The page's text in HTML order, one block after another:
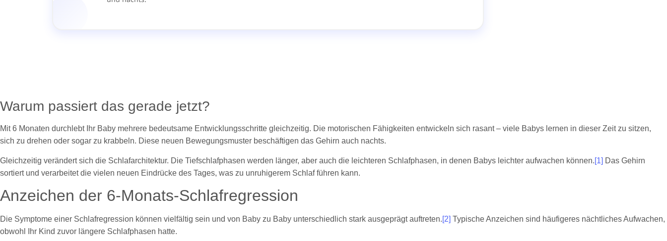
Warum passiert das gerade jetzt?
Mit 6 Monaten durchlebt Ihr Baby mehrere bedeutsame Entwicklungsschritte gleichzeitig. Die motorischen Fähigkeiten entwickeln sich rasant – viele Babys lernen in dieser Zeit zu sitzen,
sich zu drehen oder sogar zu krabbeln. Diese neuen Bewegungsmuster beschäftigen das Gehirn auch nachts.
Gleichzeitig verändert sich die Schlafarchitektur. Die Tiefschlafphasen werden länger, aber auch die leichteren Schlafphasen, in denen Babys leichter aufwachen können.[1] Das Gehirn
sortiert und verarbeitet die vielen neuen Eindrücke des Tages, was zu unruhigerem Schlaf führen kann.
Anzeichen der 6-Monats-Schlafregression
Die Symptome einer Schlafregression können vielfältig sein und von Baby zu Baby unterschiedlich stark ausgeprägt auftreten.[2] Typische Anzeichen sind häufigeres nächtliches Aufwachen,
obwohl Ihr Kind zuvor längere Schlafphasen hatte.